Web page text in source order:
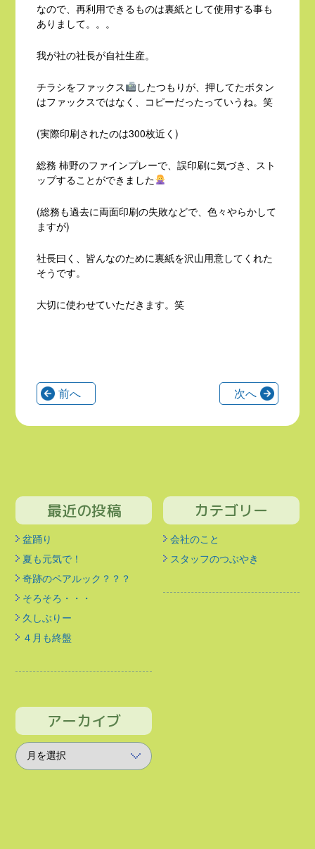
なので、再利用できるものは裏紙として使用する事も
ありまして。。。
我が社の社長が自社生産。
チラシをファックス
したつもりが、押してたボタン
はファックスではなく、コピーだったっていうね。笑
(実際印刷されたのは300枚近く)
総務 柿野のファインプレーで、誤印刷に気づき、スト
ップすることができました
(総務も過去に両面印刷の失敗などで、色々やらかして
ますが)
社長曰く、皆んなのために裏紙を沢山用意してくれた
そうです。
大切に使わせていただきます。笑
前へ 次へ
最近の投稿
盆踊り
夏も元気で！
奇跡のペアルック？？？
そろそろ・・・
久しぶりー
４月も終盤
カテゴリー
会社のこと
スタッフのつぶやき
アーカイブ